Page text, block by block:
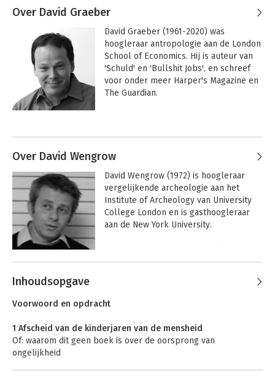
Over David Graeber
David Graeber (1961-2020) was
hoogleraar antropologie aan de London
School of Economics. Hij is auteur van
'Schuld' en 'Bullshit Jobs', en schreef
voor onder meer Harper's Magazine en
The Guardian.
afronden van 'Het begin van alles'.
Bullshit jobs Het begin van alles
Over David Wengrow
David Wengrow (1972) is hoogleraar
vergelijkende archeologie aan het
Institute of Archeology van University
College London en is gasthoogleraar
aan de New York University.
waaronder 'What makes civilization?' en
Midden-Oosten.
Andere boeken door David
Wengrow
Inhoudsopgave
Voorwoord en opdracht
1 Afscheid van de kinderjaren van de mensheid
Of: waarom dit geen boek is over de oorsprong van
ongelijkheid